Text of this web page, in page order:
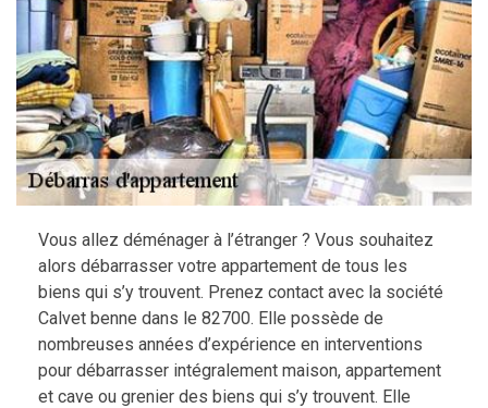
Vous allez déménager à l’étranger ? Vous souhaitez
alors débarrasser votre appartement de tous les
biens qui s’y trouvent. Prenez contact avec la société
Calvet benne dans le 82700. Elle possède de
nombreuses années d’expérience en interventions
pour débarrasser intégralement maison, appartement
et cave ou grenier des biens qui s’y trouvent. Elle